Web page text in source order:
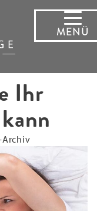
MENÜ
Ihr
Archiv